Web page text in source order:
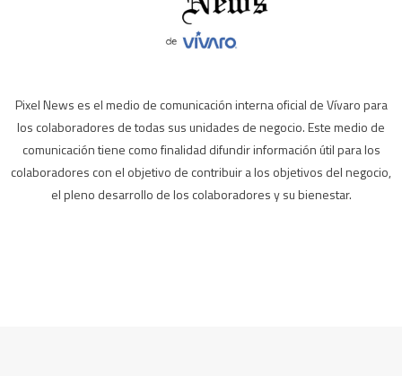
Pixel News es el medio de comunicación interna oficial de Vívaro para
los colaboradores de todas sus unidades de negocio. Este medio de
comunicación tiene como finalidad difundir información útil para los
colaboradores con el objetivo de contribuir a los objetivos del negocio,
el pleno desarrollo de los colaboradores y su bienestar.